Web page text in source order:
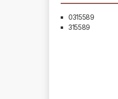
0315589
315589